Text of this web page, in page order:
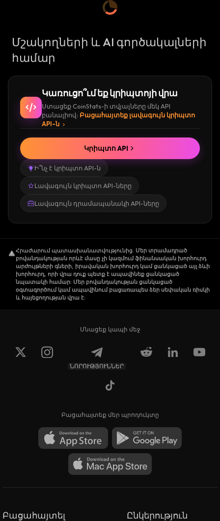
Մշակողների և AI գործակալների
համար
Կառուցո՞ւմ եք կրիպտոյի վրա
Ստացեք CoinStats-ի տվյալները մեկ API
բանալիով։ Բացահայտեք լավագույն կրիպտո
API-ն
Ի՞նչ է կրիպտո API-ն
Լավագույն կրիպտո API-ները
Լավագույն դրամապանակի API-ները
Կրիպտո API
Հրաժարում պատասխանատվությունից. Մեր տրամադրած
բովանդակության որևէ մասը չի կազմում ֆինանսական խորհուրդ
արժույթների գների, իրավական խորհուրդ կամ ցանկացած այլ ձևի
խորհուրդ, որի վրա դուք պետք է ապավինեք ցանկացած
նպատակի համար: Մեր բովանդակության ցանկացած
օգտագործում կամ ապավինում բացառապես ձեր սեփական ռիսկի
և հայեցողության վրա է:
Մնացեք կապի մեջ
ՆՈՐՈՒԹՅՈՒՆՆԵՐ
Բացահայտեք մեր պրոդուկտը
Բացահայտել Ընկերություն